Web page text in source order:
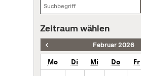
Zeitraum wählen
Februar 2026
Mo Di Mi Do Fr